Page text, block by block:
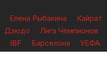
Елена Рыбакина Кайрат
Дзюдо Лига Чемпионов
IBF Барселона УЕФА